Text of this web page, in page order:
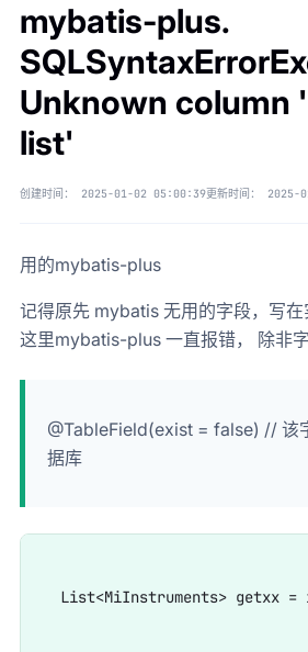
mybatis-plus.
Unknown column
list'
创建时间： 2025-01-02 05:00:39更新时间： 2025-
用的mybatis-plus
记得原先 mybatis 无用的字段，写在
这里mybatis-plus 一直报错， 除非
@TableField(exist = false) // 该
据库
List<MiInstruments> getxx =